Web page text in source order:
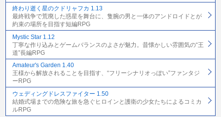
終わり逝く星のクドリャフカ 1.13
最終戦争で荒廃した惑星を舞台に、隻腕の男と一体のアンドロイドとが
約束の場所を目指す短編RPG
Mystic Star 1.12
丁寧な作り込みとゲームバランスのよさが魅力。昔懐かしい雰囲気の“王
道”長編RPG
Amateur's Garden 1.40
王様から解放されることを目指す、“フリーシナリオっぽい”ファンタジ
ーRPG
ウェディングドレスファイター 1.50
結婚式場までの危険な旅を急ぐヒロインと護衛の少女たちによるコミカ
ルRPG